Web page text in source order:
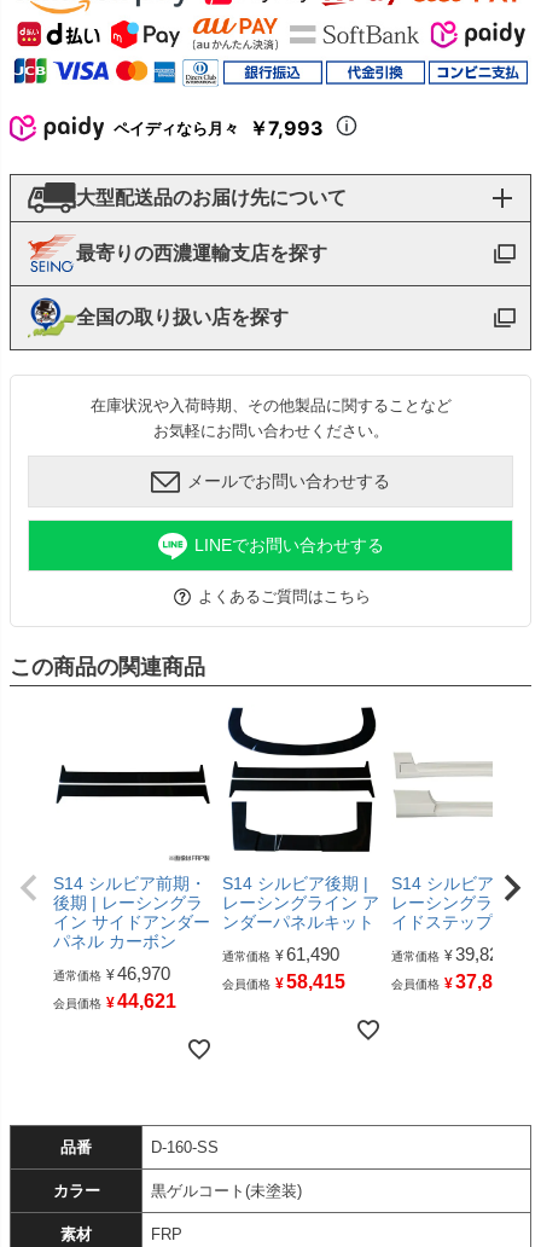
ペイディなら月々 ￥7,993
大型配送品のお届け先について
最寄りの西濃運輸支店を探す
全国の取り扱い店を探す
在庫状況や入荷時期、その他製品に関することなど
お気軽にお問い合わせください。
メールでお問い合わせする
LINEでお問い合わせする
よくあるご質問はこちら
この商品の関連商品
S14 シルビア前期・
後期 | レーシングラ
イン サイドアンダー
パネル カーボン
通常価格 ¥46,970
会員価格 ¥44,621
S14 シルビア後期 |
レーシングライン ア
ンダーパネルキット
通常価格 ¥61,490
会員価格 ¥58,415
S14 シルビア 前期 |
レーシングライン
イドステップ
通常価格 ¥39,820
会員価格 ¥37,829
品番 D-160-SS
カラー 黒ゲルコート(未塗装)
素材 FRP